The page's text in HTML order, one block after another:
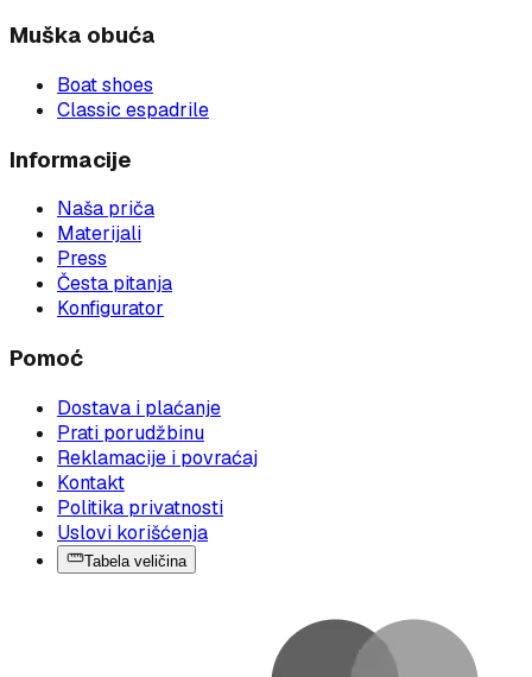
Muška obuća
Boat shoes
Classic espadrile
Informacije
Naša priča
Materijali
Press
Česta pitanja
Konfigurator
Pomoć
Dostava i plaćanje
Prati porudžbinu
Reklamacije i povraćaj
Kontakt
Politika privatnosti
Uslovi korišćenja
Tabela veličina